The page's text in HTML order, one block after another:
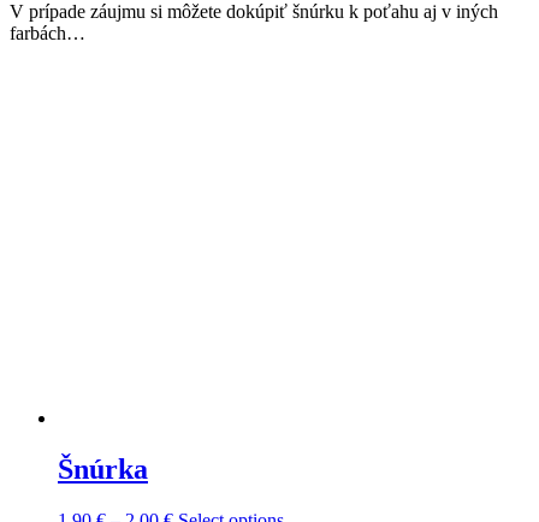
V prípade záujmu si môžete dokúpiť šnúrku k poťahu aj v iných
farbách…
Šnúrka